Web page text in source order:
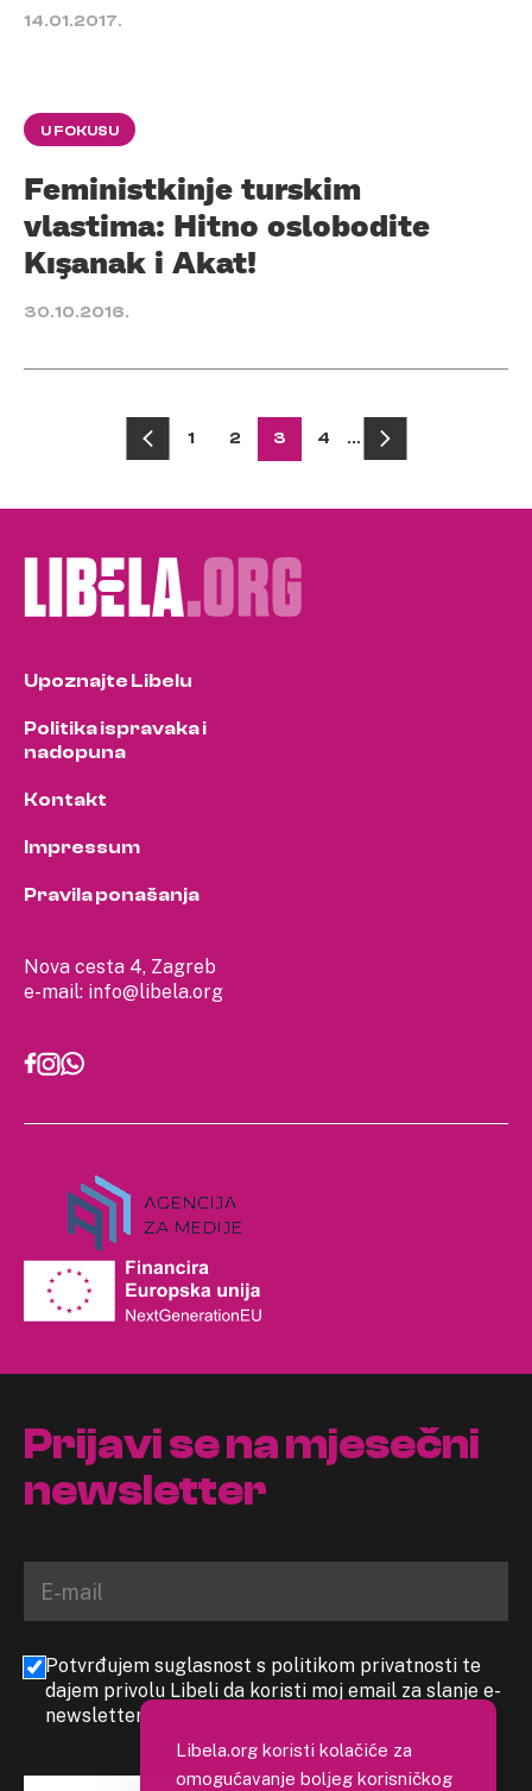
14.01.2017.
U FOKUSU
Feministkinje turskim
vlastima: Hitno oslobodite
Kışanak i Akat!
30.10.2016.
Posts
pagination
1 2 3 4 …
Nova cesta 4, Zagreb
e-mail: info@libela.org
Upoznajte Libelu
Politika ispravaka i
nadopuna
Kontakt
Impressum
Pravila ponašanja
Prijavi se na mjesečni
newsletter
Potvrđujem suglasnost s politikom privatnosti te
dajem privolu Libeli da koristi moj email za slanje e-
newslettera
Libela.org koristi kolačiće za
omogućavanje boljeg korisničkog